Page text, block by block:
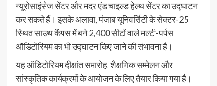
न्यूरोसाइंसेज सेंटर और मदर एंड चाइल्ड हेल्थ सेंटर का उद्घाटन
कर सकते हैं। इसके अलावा, पंजाब यूनिवर्सिटी के सेक्टर-25
स्थित साउथ कैंपस में बने 2,400 सीटों वाले मल्टी-पर्पस
ऑडिटोरियम का भी उद्घाटन किए जाने की संभावना है।
यह ऑडिटोरियम दीक्षांत समारोह, शैक्षणिक सम्मेलन और
सांस्कृतिक कार्यक्रमों के आयोजन के लिए तैयार किया गया है।